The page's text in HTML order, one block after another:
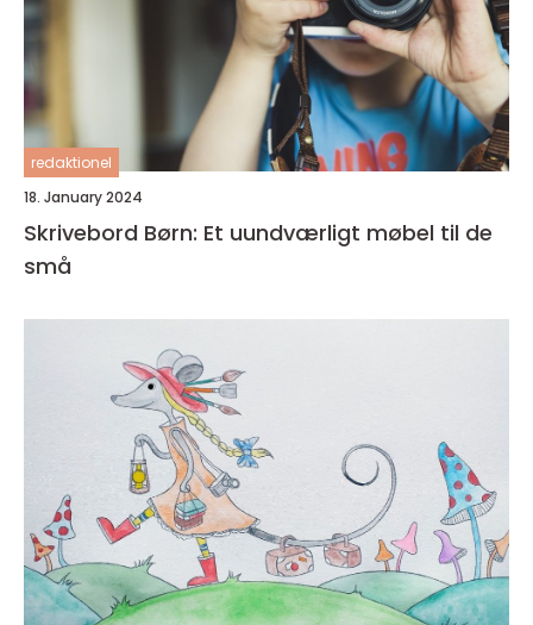
redaktionel
18. January 2024
Skrivebord Børn: Et uundværligt møbel til de
små